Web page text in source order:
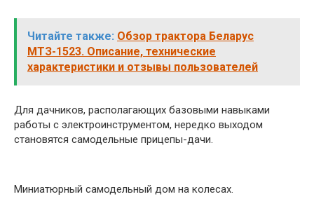
Читайте также: Обзор трактора Беларус
МТЗ-1523. Описание, технические
характеристики и отзывы пользователей
Для дачников, располагающих базовыми навыками
работы с электроинструментом, нередко выходом
становятся самодельные прицепы-дачи.
Миниатюрный самодельный дом на колесах.